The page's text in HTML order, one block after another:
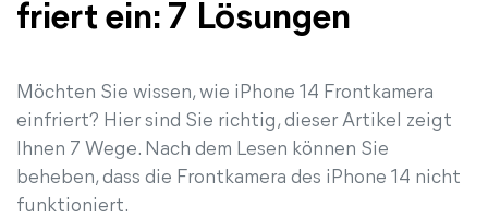
friert ein: 7 Lösungen
Möchten Sie wissen, wie iPhone 14 Frontkamera
einfriert? Hier sind Sie richtig, dieser Artikel zeigt
Ihnen 7 Wege. Nach dem Lesen können Sie
beheben, dass die Frontkamera des iPhone 14 nicht
funktioniert.